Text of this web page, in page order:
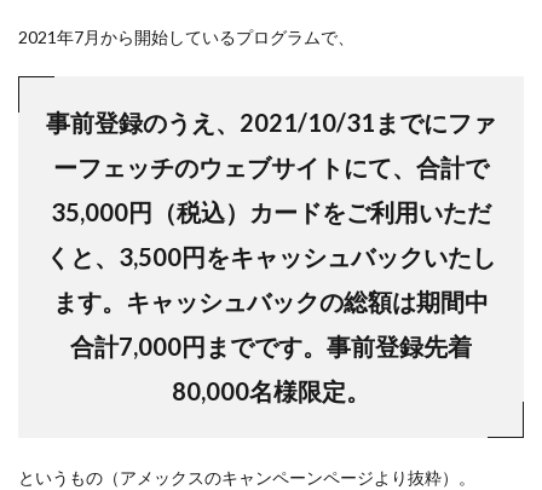
2021年7月から開始しているプログラムで、
事前登録のうえ、2021/10/31までにファ
ーフェッチのウェブサイトにて、合計で
35,000円（税込）カードをご利用いただ
くと、3,500円をキャッシュバックいたし
ます。キャッシュバックの総額は期間中
合計7,000円までです。事前登録先着
80,000名様限定。
というもの（アメックスのキャンペーンページより抜粋）。